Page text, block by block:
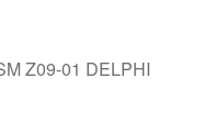
Z09-01 DELPHI